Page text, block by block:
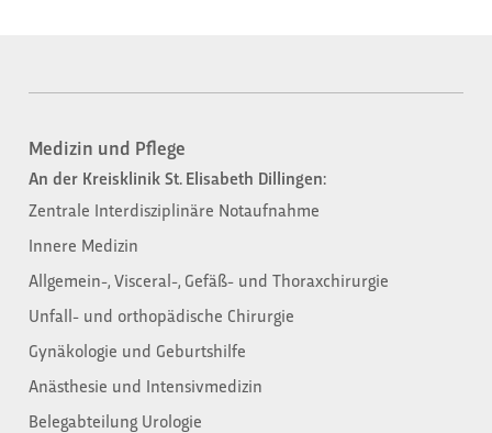
Medizin und Pflege
An der Kreisklinik St. Elisabeth Dillingen:
Zentrale Interdisziplinäre Notaufnahme
Innere Medizin
Allgemein-, Visceral-, Gefäß- und Thoraxchirurgie
Unfall- und orthopädische Chirurgie
Gynäkologie und Geburtshilfe
Anästhesie und Intensivmedizin
Belegabteilung Urologie